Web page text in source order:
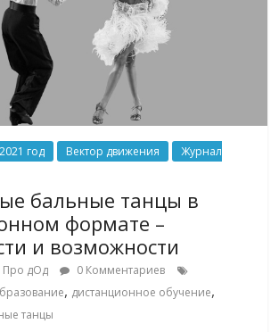
год Вектор движения
Журнал
бальные танцы в
формате –
и возможности
Про дОд
0 Комментариев
, дистанционное обучение,
танцы